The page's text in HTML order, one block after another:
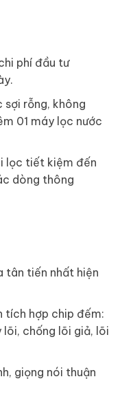
phí đầu tư
sợi rỗng, không
01 máy lọc nước
lọc tiết kiệm đến
dòng thông
tân tiến nhất hiện
tích hợp chip đếm:
chống lõi giả, lõi
giọng nói thuận